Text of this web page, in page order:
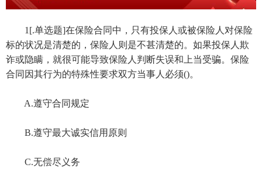
1[.单选题]在保险合同中，只有投保人或被保险人对保险
标的状况是清楚的，保险人则是不甚清楚的。如果投保人欺
诈或隐瞒，就很可能导致保险人判断失误和上当受骗。保险
合同因其行为的特殊性要求双方当事人必须()。
A.遵守合同规定
B.遵守最大诚实信用原则
C.无偿尽义务